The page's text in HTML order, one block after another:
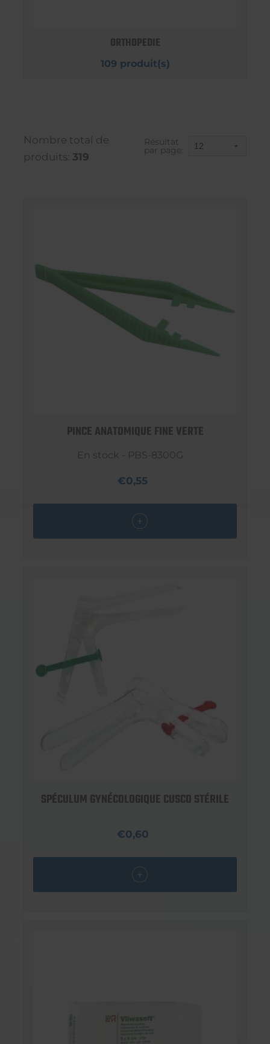
ORTHOPEDIE
109 produit(s)
Nombre total de
produits: 319
Résultat
par page:
PINCE ANATOMIQUE FINE VERTE
En stock - PBS-8300G
€0,55
SPÉCULUM GYNÉCOLOGIQUE CUSCO STÉRILE
€0,60